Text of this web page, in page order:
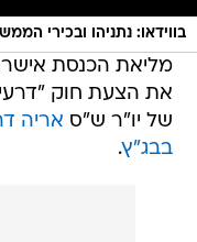
מליאת הכנסת
של יו"ר ש"סאריה
בבג"ץ.